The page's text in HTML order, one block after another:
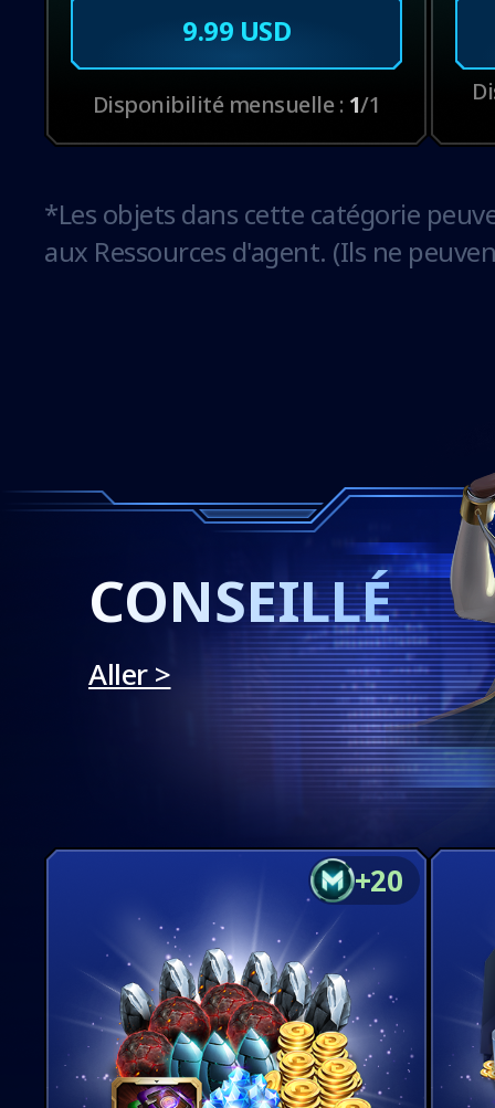
9.99 USD
Disponibilité mensuelle : 1/1
*Les objets dans cette catégorie
aux Ressources d'agent. (Ils ne
CONSEILLÉ
Aller >
+20